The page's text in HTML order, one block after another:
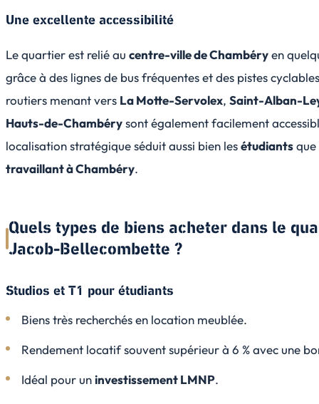
Une excellente accessibilité
Le quartier est relié au centre-ville de Chambéryen
grâce à des lignes de bus fréquentes et des pistes
routiers menant vers La Motte-Servolex, Saint-Alban-
Hauts-de-Chambérysont également facilement
localisation stratégique séduit aussi bien lesétudiants
travaillant à Chambéry.
Quels types de biens acheter dans le
Jacob-Bellecombette ?
Studios et T1 pour étudiants
Biens très recherchés en location meublée.
Rendement locatif souvent supérieur à 6 % avec une
Idéal pour uninvestissement LMNP.